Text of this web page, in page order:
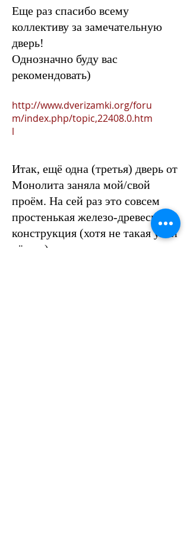
Еще раз спасибо всему
коллективу за замечательную
дверь!
Однозначно буду вас
рекомендовать)
http://www.dverizamki.org/foru
m/index.php/topic,22408.0.htm
l
Итак, ещё одна (третья) дверь от
Монолита заняла мой/свой
проём. На сей раз это совсем
простенькая железо-древесная
конструкция (хотя не такая уж и
лёгкая) для квартиры под сдачу.